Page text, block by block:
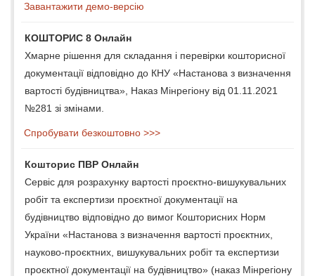
Завантажити демо-версію
КОШТОРИС 8 Онлайн
Хмарне рішення для складання і перевірки кошторисної
документації відповідно до КНУ «Настанова з визначення
вартості будівництва», Наказ Мінрегіону від 01.11.2021
№281 зі змінами.
Спробувати безкоштовно >>>
Кошторис ПВР Онлайн
Сервіс для розрахунку вартості проєктно-вишукувальних
робіт та експертизи проєктної документації на
будівництво відповідно до вимог Кошторисних Норм
України «Настанова з визначення вартості проєктних,
науково-проєктних, вишукувальних робіт та експертизи
проєктної документації на будівництво» (наказ Мінрегіону